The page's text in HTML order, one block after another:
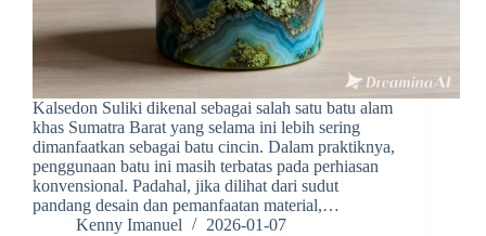
Kalsedon Suliki dikenal sebagai salah satu batu alam
khas Sumatra Barat yang selama ini lebih sering
dimanfaatkan sebagai batu cincin. Dalam praktiknya,
penggunaan batu ini masih terbatas pada perhiasan
konvensional. Padahal, jika dilihat dari sudut
pandang desain dan pemanfaatan material,…
Kenny Imanuel
2026-01-07